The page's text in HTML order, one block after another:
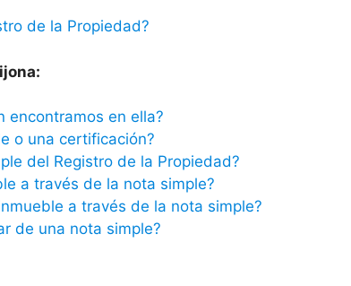
de la Propiedad?
encontramos en ella?
o una certificación?
del Registro de la Propiedad?
a través de la nota simple?
a través de la nota simple?
de una nota simple?